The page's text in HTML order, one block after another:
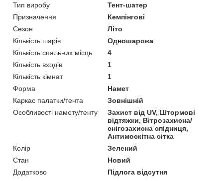
Тип виробу
Тент-шатер
Призначення
Кемпінгові
Сезон
Літо
Кількість шарів
Одношарова
Кількість спальних місць
4
Кількість входів
1
Кількість кімнат
1
Форма
Намет
Каркас палатки/тента
Зовнішній
Особливості намету/тенту
Захист від UV, Штормові
відтяжки, Вітрозахисна/
снігозахисна спідниця,
Антимоскітна сітка
Колір
Зелений
Стан
Новий
Додатково
Підлога відсутня